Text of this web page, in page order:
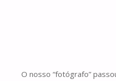
O nosso “fotógrafo”